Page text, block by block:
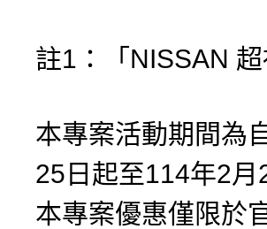
註1：「NISSAN
本專案活動期間為
25日起至114年2月
本專案優惠僅限於